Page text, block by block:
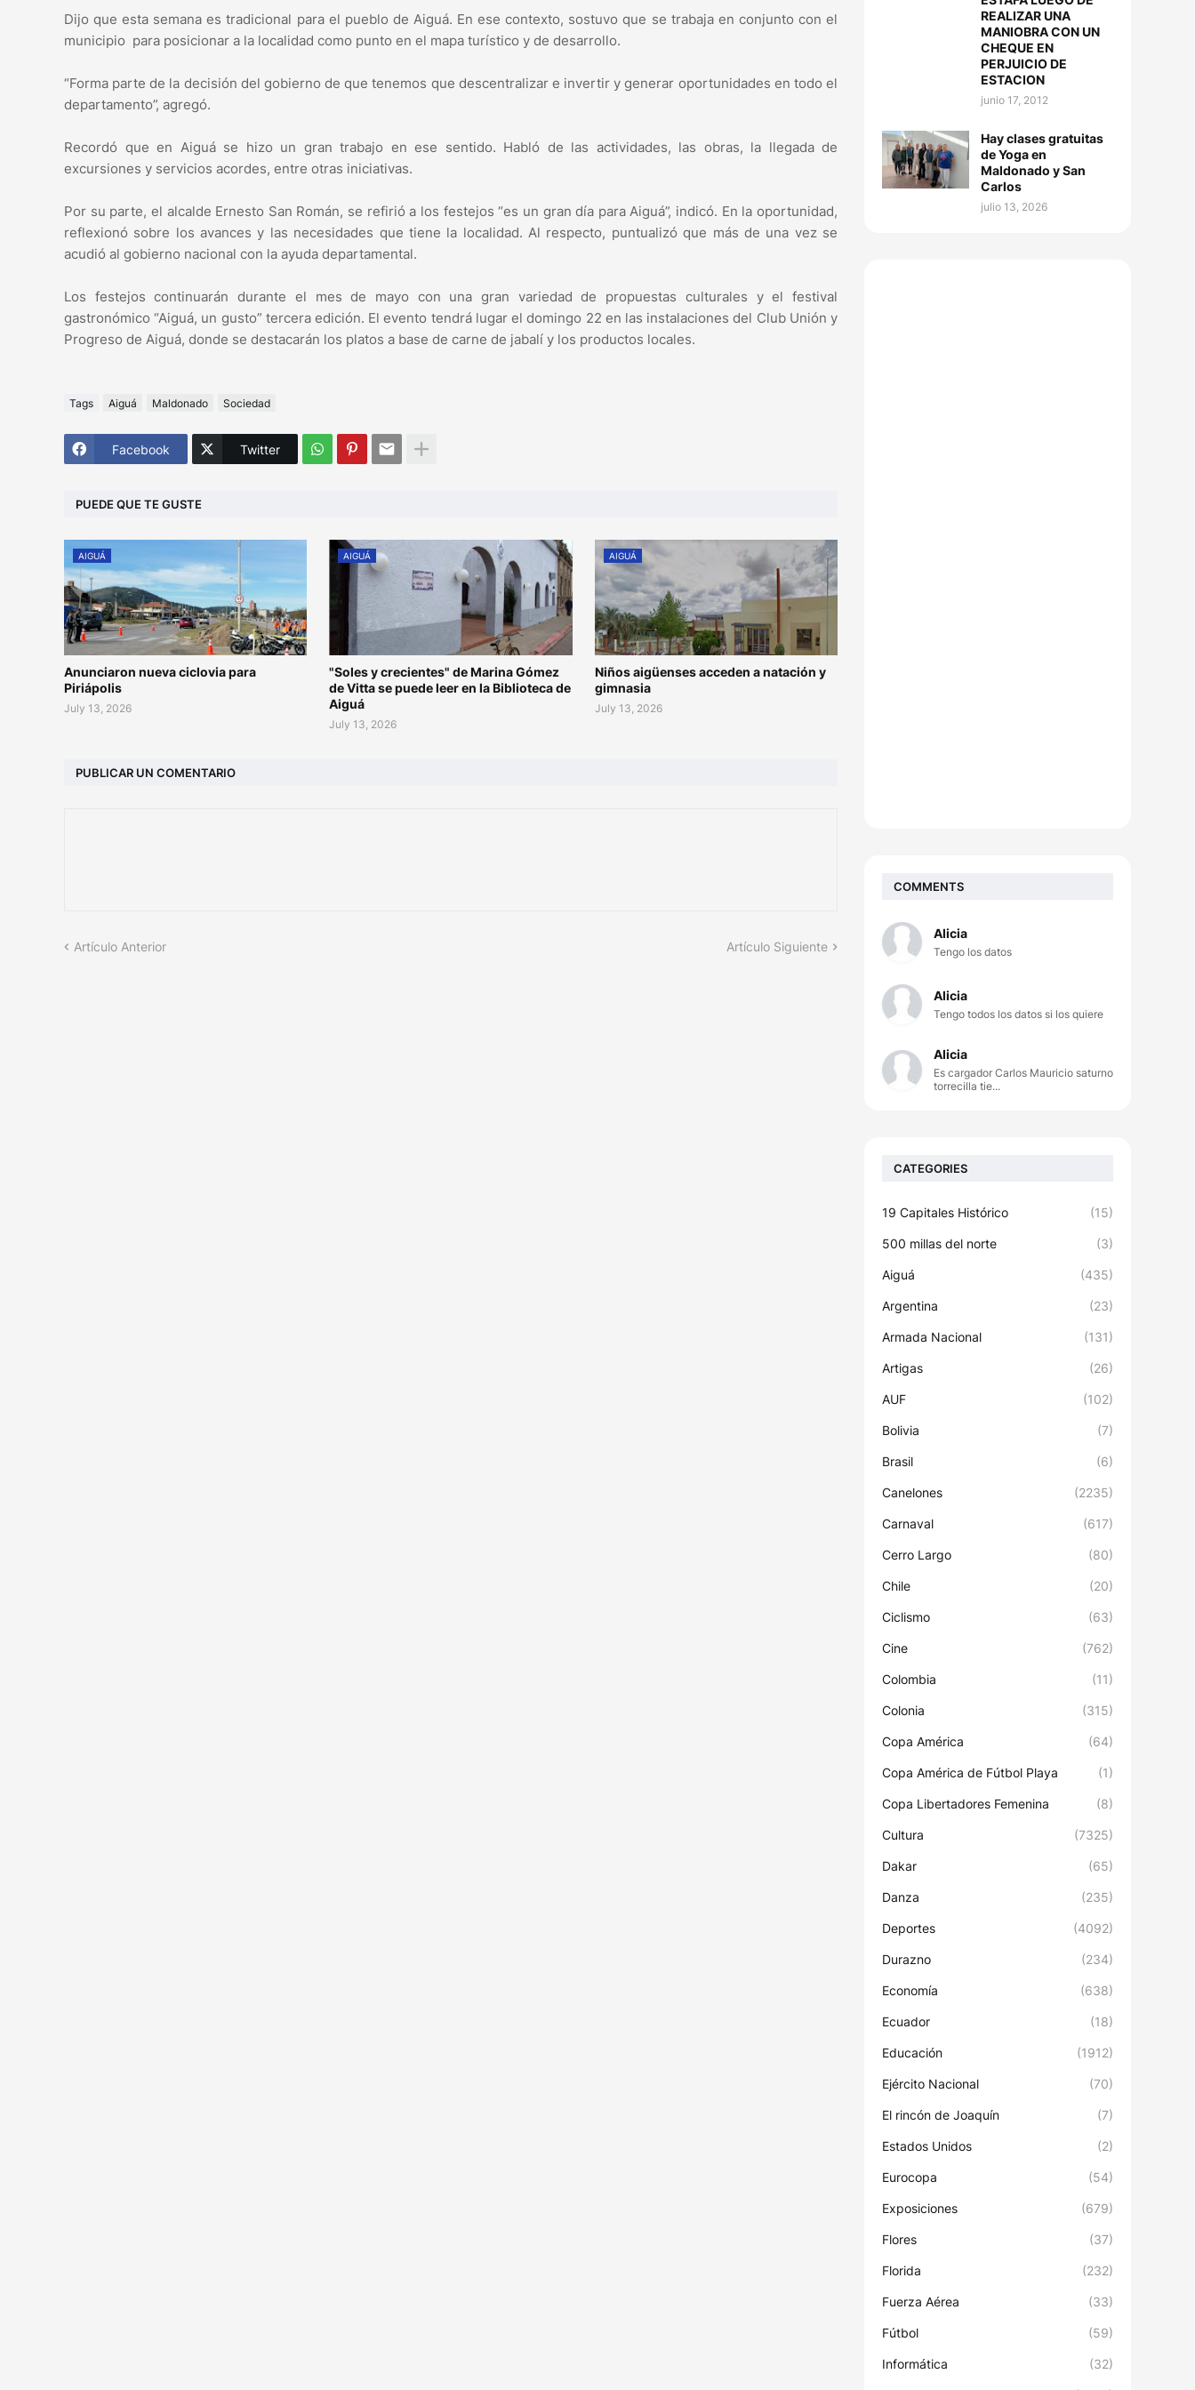
Dijo que esta semana es tradicional para el pueblo de Aiguá. En ese contexto, sostuvo que se trabaja en conjunto con el
municipio para posicionar a la localidad como punto en el mapa turístico y de desarrollo.
“Forma parte de la decisión del gobierno de que tenemos que descentralizar e invertir y generar oportunidades en todo el
departamento”, agregó.
Recordó que en Aiguá se hizo un gran trabajo en ese sentido. Habló de las actividades, las obras, la llegada de
excursiones y servicios acordes, entre otras iniciativas.
Por su parte, el alcalde Ernesto San Román, se refirió a los festejos “es un gran día para Aiguá”, indicó. En la oportunidad,
reflexionó sobre los avances y las necesidades que tiene la localidad. Al respecto, puntualizó que más de una vez se
acudió al gobierno nacional con la ayuda departamental.
Los festejos continuarán durante el mes de mayo con una gran variedad de propuestas culturales y el festival
gastronómico “Aiguá, un gusto” tercera edición. El evento tendrá lugar el domingo 22 en las instalaciones del Club Unión y
Progreso de Aiguá, donde se destacarán los platos a base de carne de jabalí y los productos locales.
Tags Aiguá Maldonado Sociedad
Facebook Twitter
PUEDE QUE TE GUSTE
AIGUÁ
Anunciaron nueva ciclovia para
Piriápolis
July 13, 2026
AIGUÁ
"Soles y crecientes" de Marina Gómez
de Vitta se puede leer en la Biblioteca de
Aiguá
July 13, 2026
AIGUÁ
Niños aigüenses acceden a natación y
gimnasia
July 13, 2026
PUBLICAR UN COMENTARIO
Artículo Anterior Artículo Siguiente
REALIZAR UNA
MANIOBRA CON UN
CHEQUE EN
PERJUICIO DE
ESTACION
junio 17, 2012
Hay clases gratuitas
de Yoga en
Maldonado y San
Carlos
julio 13, 2026
COMMENTS
Alicia
Tengo los datos
Alicia
Tengo todos los datos si los quiere
Alicia
Es cargador Carlos Mauricio saturno
torrecilla tie...
CATEGORIES
19 Capitales Histórico (15)
500 millas del norte (3)
Aiguá (435)
Argentina (23)
Armada Nacional (131)
Artigas (26)
AUF (102)
Bolivia (7)
Brasil (6)
Canelones (2235)
Carnaval (617)
Cerro Largo (80)
Chile (20)
Ciclismo (63)
Cine (762)
Colombia (11)
Colonia (315)
Copa América (64)
Copa América de Fútbol Playa (1)
Copa Libertadores Femenina (8)
Cultura (7325)
Dakar (65)
Danza (235)
Deportes (4092)
Durazno (234)
Economía (638)
Ecuador (18)
Educación (1912)
Ejército Nacional (70)
El rincón de Joaquín (7)
Estados Unidos (2)
Eurocopa (54)
Exposiciones (679)
Flores (37)
Florida (232)
Fuerza Aérea (33)
Fútbol (59)
Informática (32)